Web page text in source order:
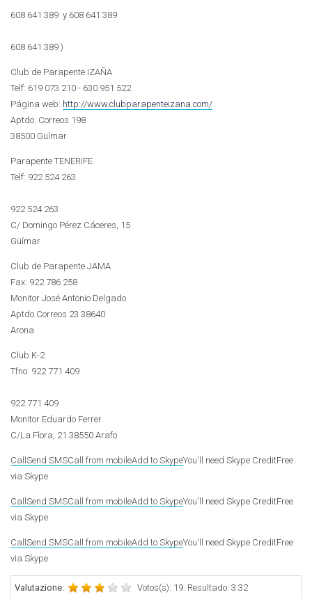
608 641 389 y 608 641 389
608 641 389 )
Club de Parapente IZAÑA
Telf: 619 073 210 - 630 951 522
Página web: http://www.clubparapenteizana.com/
Aptdo. Correos 198
38500 Güímar
Parapente TENERIFE
Telf: 922 524 263
922 524 263
C/ Domingo Pérez Cáceres, 15
Güímar
Club de Parapente JAMA
Fax: 922 786 258
Monitor José Antonio Delgado
Aptdo.Correos 23 38640
Arona
Club K-2
Tfno: 922 771 409
922 771 409
Monitor Eduardo Ferrer
C/La Flora, 21 38550 Arafo
Call Send SMSCall from mobileAdd to SkypeYou'll need Skype CreditFree
via Skype
Call Send SMSCall from mobileAdd to SkypeYou'll need Skype CreditFree
via Skype
Call Send SMSCall from mobileAdd to SkypeYou'll need Skype CreditFree
via Skype
Valutazione: Votos(s): 19. Resultado: 3.32